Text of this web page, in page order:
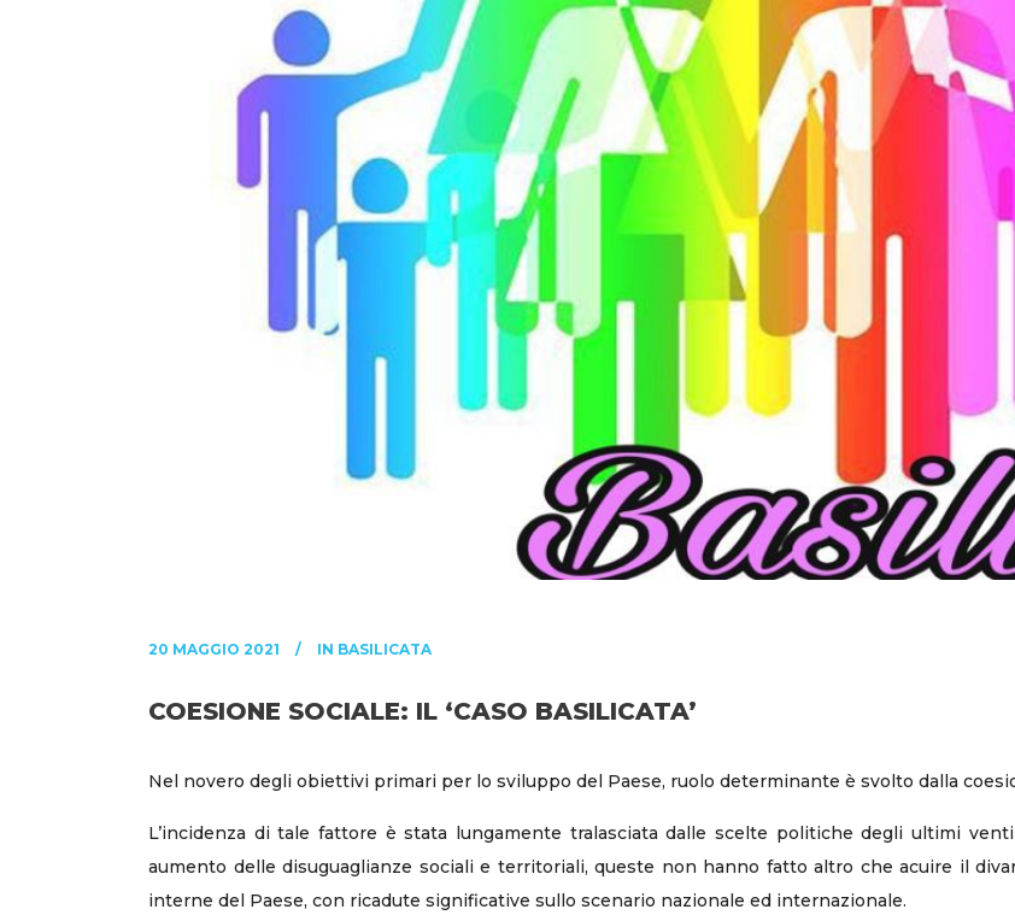
20 MAGGIO 2021 IN BASILICATA
COESIONE SOCIALE: IL ‘CASO BASILICATA’
Nel novero degli obiettivi primari per lo sviluppo del Paese, ruolo determinante è svolto dalla
L’incidenza di tale fattore è stata lungamente tralasciata dalle scelte politiche degli ultimi
aumento delle disuguaglianze sociali e territoriali, queste non hanno fatto altro che acuire il
interne del Paese, con ricadute significative sullo scenario nazionale ed internazionale.